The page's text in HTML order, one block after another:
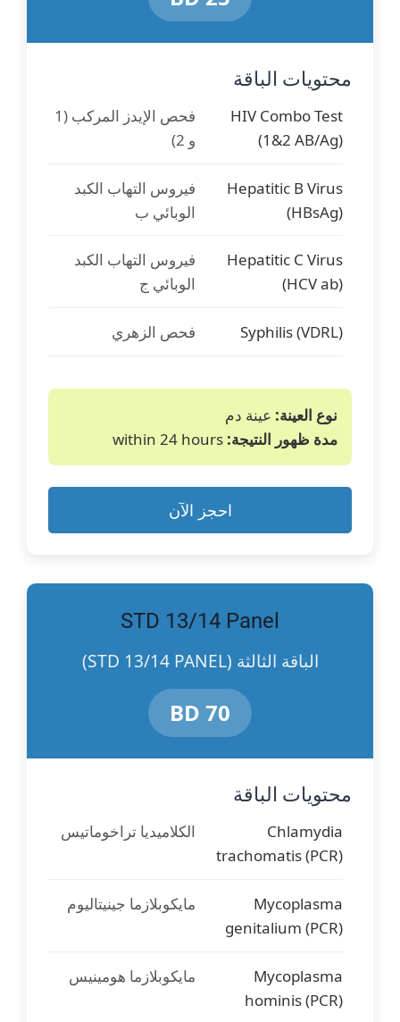
محتويات الباقة
HIV Combo Test
(1&2 AB/Ag)
فحص الإيدز المركب (1
و 2)
Hepatitic B Virus
(HBsAg)
فيروس التهاب الكبد
الوبائي ب
Hepatitic C Virus
(HCV ab)
فيروس التهاب الكبد
الوبائي ج
Syphilis (VDRL) فحص الزهري
نوع العينة: عينة دم
مدة ظهور النتيجة:
احجز الآن
STD 13/14 Panel
الباقة الثالثة (STD 13/14 PANEL)
70 BD
محتويات الباقة
Chlamydia
trachomatis (PCR)
الكلاميديا تراخوماتيس
Mycoplasma
genitalium (PCR)
مايكوبلازما جينيتاليوم
Mycoplasma
hominis (PCR)
مايكوبلازما هومينيس